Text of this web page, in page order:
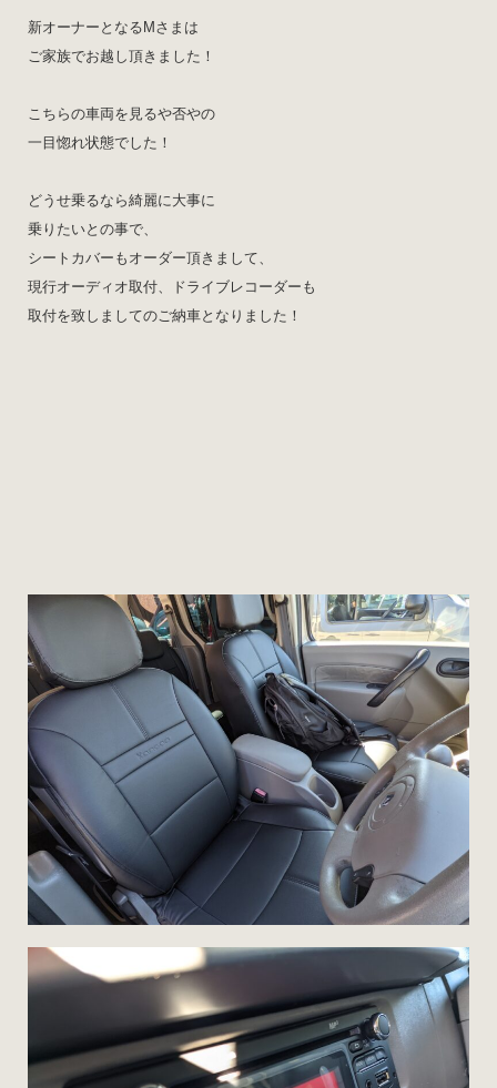
新オーナーとなるMさまは
ご家族でお越し頂きました！
こちらの車両を見るや否やの
一目惚れ状態でした！
どうせ乗るなら綺麗に大事に
乗りたいとの事で、
シートカバーもオーダー頂きまして、
現行オーディオ取付、ドライブレコーダーも
取付を致しましてのご納車となりました！